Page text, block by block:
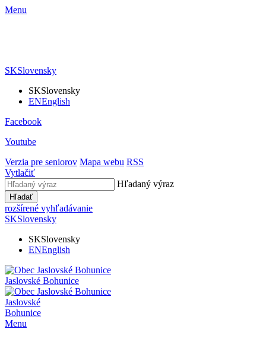
Menu
SKSlovensky
SKSlovensky
ENEnglish
Facebook
Youtube
Verzia pre seniorov Mapa webu RSS
Vytlačiť
Hľadaný výraz
Hľadať
rozšírené vyhľadávanie
SKSlovensky
SKSlovensky
ENEnglish
Jaslovské Bohunice
Jaslovské
Bohunice
Menu